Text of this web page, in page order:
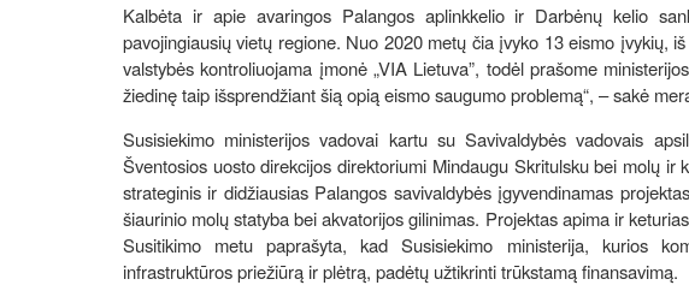
Kalbėta ir apie avaringos Palangos aplinkkelio ir Darbėnų kelio
pavojingiausių vietų regione. Nuo 2020 metų čia įvyko 13 eismo įvykių,
valstybės kontroliuojama įmonė „VIA Lietuva”, todėl prašome
žiedinę taip išsprendžiant šią opią eismo saugumo problemą“, – sakė
Susisiekimo ministerijos vadovai kartu su Savivaldybės vadovais
Šventosios uosto direkcijos direktoriumi Mindaugu Skritulsku bei molų
strateginis ir didžiausias Palangos savivaldybės įgyvendinamas
šiaurinio molų statyba bei akvatorijos gilinimas. Projektas apima ir
Susitikimo metu paprašyta, kad Susisiekimo ministerija, kurios
infrastruktūros priežiūrą ir plėtrą, padėtų užtikrinti trūkstamą finansavimą.